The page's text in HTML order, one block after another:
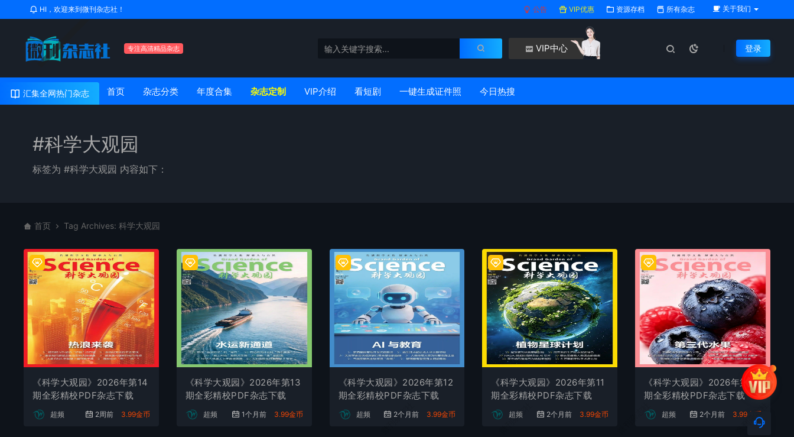
HI，欢迎来到微刊杂志社！ 公告 VIP优惠 资源存档 所有杂志 关于我们
专注高清精品杂志 VIP中心 登录
汇集全网热门杂志 首页 杂志分类 年度合集 杂志定制 VIP介绍 看短剧 一键生成证件照 今日热搜
#科学大观园
标签为 #科学大观园 内容如下：
首页 Tag Archives: 科学大观园
《科学大观园》2026年第14
期全彩精校PDF杂志下载
超频 2周前 3.99金币
《科学大观园》2026年第13
期全彩精校PDF杂志下载
超频 1个月前 3.99金币
《科学大观园》2026年第12
期全彩精校PDF杂志下载
超频 2个月前 3.99金币
《科学大观园》2026年第11
期全彩精校PDF杂志下载
超频 2个月前 3.99金币
《科学大观园》2026年第10
期全彩精校PDF杂志下载
超频 2个月前 3.99金币
微刊杂志社 微刊杂志社 微刊杂志社
微刊杂志社